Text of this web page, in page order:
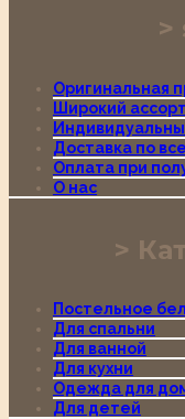
Оригинальная
Широкий
Доставка по
Оплата при
О нас
Постельное
Для спальни
Для ванной
Для кухни
Одежда для
Для детей